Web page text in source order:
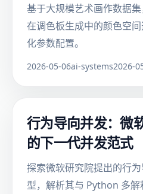
基于大规模艺术画作数据
在调色板生成中的颜色空
化参数配置。
2026-05-06ai-systems2026-
行为导向并发：微
的下一代并发范式
探索微软研究院提出的行
型，解析其与 Python 多